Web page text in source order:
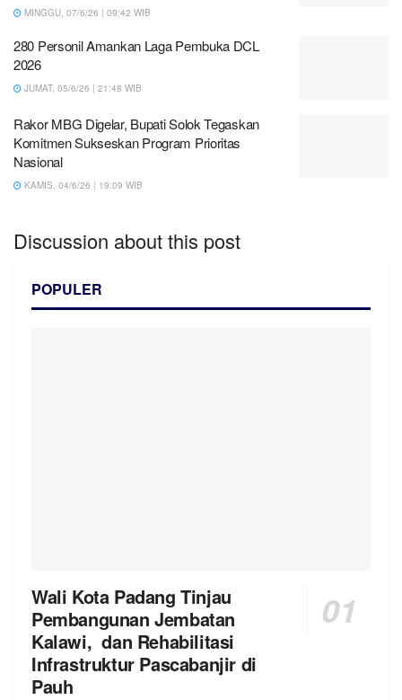
MINGGU, 07/6/26 | 09:42 WIB
280 Personil Amankan Laga Pembuka DCL
2026
JUMAT, 05/6/26 | 21:48 WIB
Rakor MBG Digelar, Bupati Solok Tegaskan
Komitmen Sukseskan Program Prioritas
Nasional
KAMIS, 04/6/26 | 19:09 WIB
Discussion about this post
POPULER
Wali Kota Padang Tinjau
Pembangunan Jembatan
Kalawi, dan Rehabilitasi
Infrastruktur Pascabanjir di
Pauh